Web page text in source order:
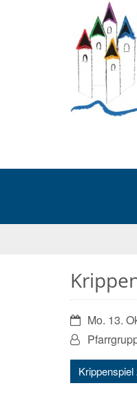
Datum:Mo. 13.
Von:
Krippenspiel